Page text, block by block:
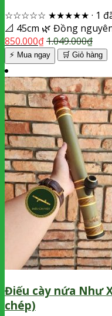
☆☆☆☆☆ ★★★★★ · 1
📐 45cm 🌿 Đồng
850.000₫1.049.000₫
⚡ Mua ngay 🛒 Giỏ hàng
Điếu cày nứa Như
chép)